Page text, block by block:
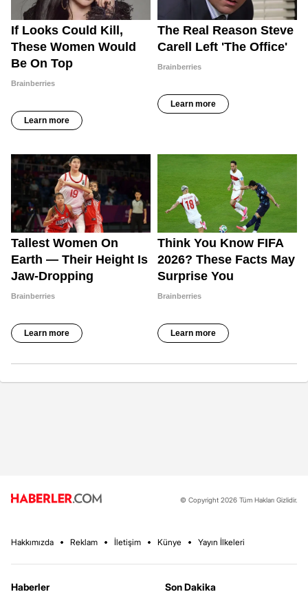
© Copyright 2026 Tüm Hakları Gizlidir.
Hakkımızda Reklam İletişim Künye Yayın İlkeleri
Haberler
Son Dakika